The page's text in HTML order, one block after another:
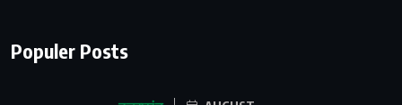
Populer Posts